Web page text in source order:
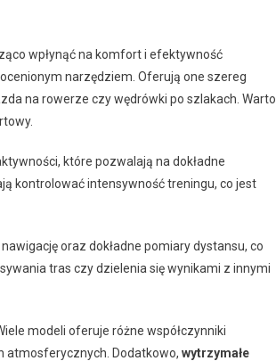
wpłynąć na komfort i efektywność
narzędziem. Oferują one szereg
na rowerze czy wędrówki po szlakach. Warto
które pozwalają na dokładne
kontrolować intensywność treningu, co jest
oraz dokładne pomiary dystansu, co
tras czy dzielenia się wynikami z innymi
modeli oferuje różne współczynniki
atmosferycznych. Dodatkowo, wytrzymałe